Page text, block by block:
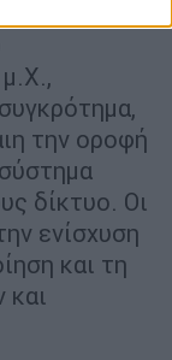
την οροφή
δίκτυο. Οι
ενίσχυση
και τη
και